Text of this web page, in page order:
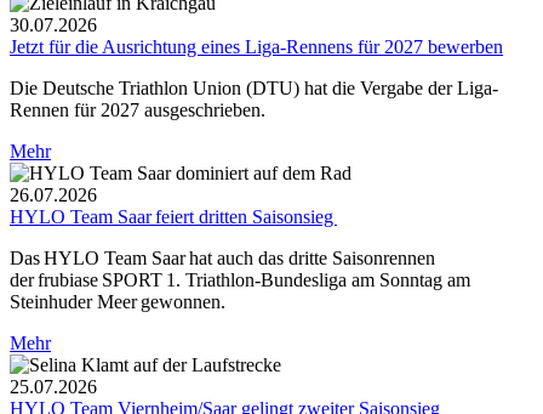
30.07.2026
Jetzt für die Ausrichtung eines Liga-Rennens für 2027 bewerben
Die Deutsche Triathlon Union (DTU) hat die Vergabe der Liga-
Rennen für 2027 ausgeschrieben.
Mehr
26.07.2026
HYLO Team Saar feiert dritten Saisonsieg
Das HYLO Team Saar hat auch das dritte Saisonrennen
der frubiase SPORT 1. Triathlon-Bundesliga am Sonntag am
Steinhuder Meer gewonnen.
Mehr
25.07.2026
HYLO Team Viernheim/Saar gelingt zweiter Saisonsieg